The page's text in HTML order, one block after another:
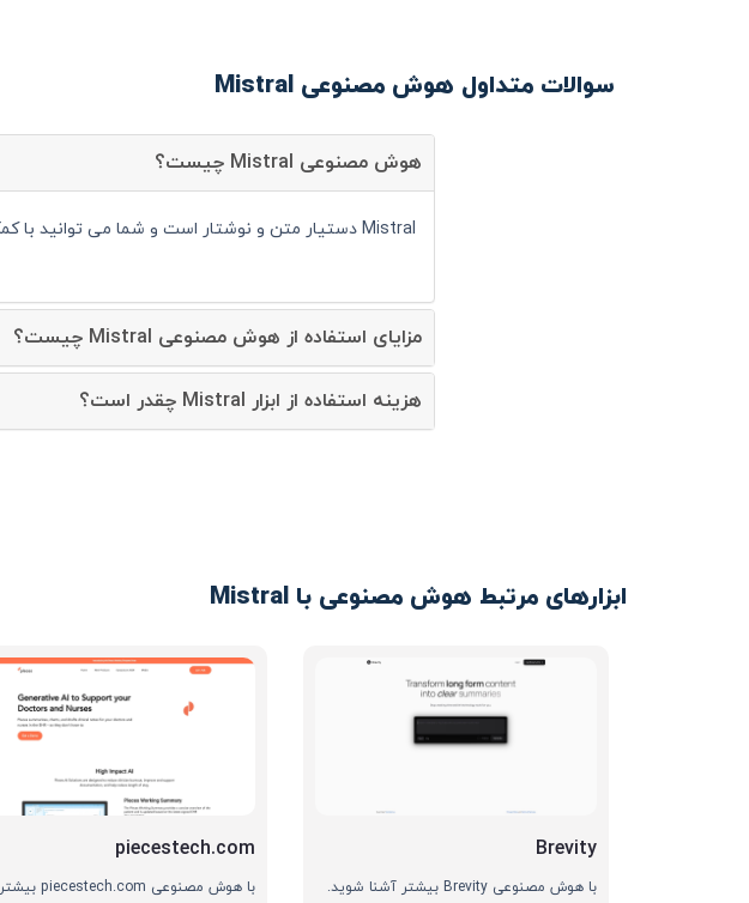
سوالات متداول هوش مصنوعی Mistral
هوش مصنوعی Mistral چیست؟
Mistral دستیار متن و نوشتار است و شما می توانید با کمک آن سرعت انجام کارهای خود را به صورت قابل توجهی افزایش دهید.
مزایای استفاده از هوش مصنوعی Mistral چیست؟
هزینه استفاده از ابزار Mistral چقدر است؟
ابزارهای مرتبط هوش مصنوعی با Mistral
Brevity
با هوش مصنوعی Brevity بیشتر آشنا شوید.
piecestech.com
با هوش مصنوعی piecestech.com بیشتر